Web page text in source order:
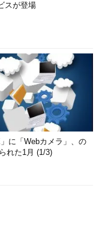
スが登場
」に「Webカメラ」、の
れた1月 (1/3)